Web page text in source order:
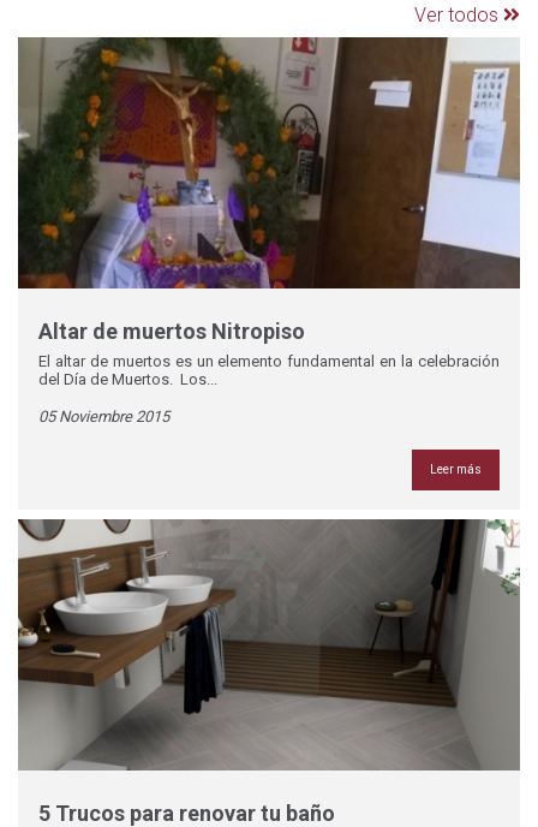
Ver todos
Altar de muertos Nitropiso
El altar de muertos es un elemento fundamental en la celebración
del Día de Muertos. Los...
05 Noviembre 2015
Leer más
5 Trucos para renovar tu baño